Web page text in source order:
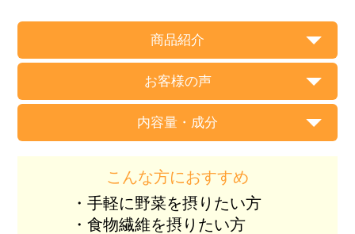
商品紹介
お客様の声
内容量・成分
こんな方におすすめ
・手軽に野菜を摂りたい方
・食物繊維を摂りたい方